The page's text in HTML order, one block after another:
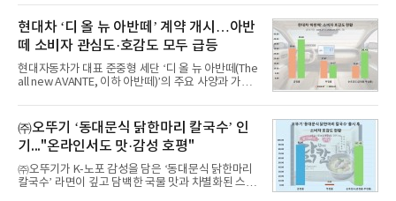
디교육, 대교, 디지
이 순으로 뒤를 이었다.7일 한국기업평판연구소(소장
구창환)는 산업통상자원부 공공기관 41개 브랜드를
대상으로 지난 7월 7일부터 8월 7일까지 수집된 소비
자 빅데이터 91,102,549건을 분석한 결과, 한국전력
공사가 브랜드평판지수 10,670,633을 기록하며 8월
1위에 올랐다고 밝혔다. 분석에 활용된 빅데이터는 지
난 7월(88,893,823건) 대비 2.48% 증가한 수치다.연
수력원자력, 한국석
현대차 ‘디 올 뉴 아반떼’ 계약 개시…아반
떼 소비자 관심도·호감도 모두 급등
현대자동차가 대표 준중형 세단 ‘디 올 뉴 아반떼(The
all new AVANTE, 이하 아반떼)’의 주요 사양과 가격
떼는 6년 만에 선보이는 8세대 완전변경 모델로, ▲정
교한 선과 면을 중심으로 완성한 파격적인 디자인 ▲
과거 중형 세단 수준으로 확대된 차체 제원 ▲글로벌
최고 수준의 안전성 ▲성능과 효율을 동시에 높인 주
행 완성도 ▲첨단 편의 및 디지털 사양 적용 등을 통해
글로벌 준중형 세단의 새로운 기준을 세웠다.아반떼
는 가솔린 2.0과 1.6 하이브리드 두 가지 파워트레인
㈜오뚜기 ‘동대문식 닭한마리 칼국수’ 인
기..."온라인서도 맛·감성 호평"
㈜오뚜기가 K-노포 감성을 담은 ‘동대문식 닭한마리
칼국수’ 라면이 깊고 담백한 국물 맛과 차별화된 스토